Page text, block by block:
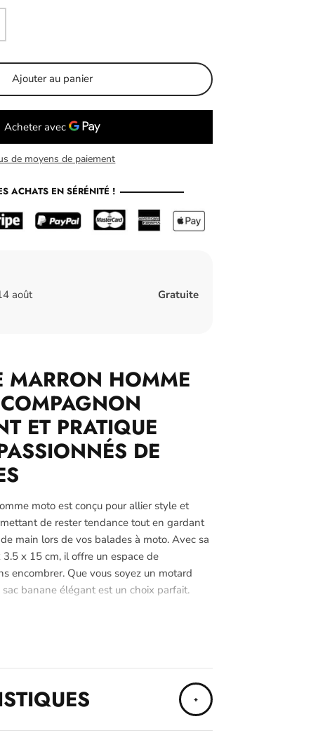
Ajouter au panier
de moyens de paiement
ACHATS EN SÉRÉNITÉ !
août
Gratuite
MARRON HOMME
ET PRATIQUE
DE
moto est conçu pour allier style et
de rester tendance tout en gardant
main lors de vos balades à moto. Avec sa
x 15 cm, il offre un espace de
encombrer. Que vous soyez un motard
banane élégant est un choix parfait.